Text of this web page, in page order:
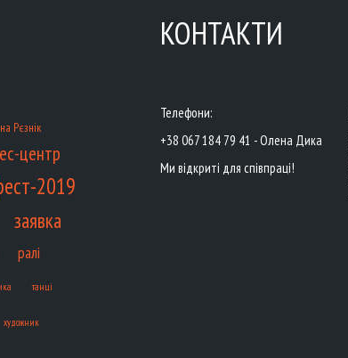
Рєзнік
центр
2019
заявка
ралі
танці
художник
КОНТАКТИ
Телефони:
+38 067 184 79 41 - Олена Дика
Ми відкриті для співпраці!